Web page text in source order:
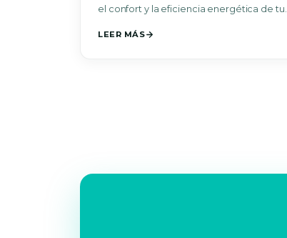
el confort y la eficiencia energética de tu…
LEER MÁS